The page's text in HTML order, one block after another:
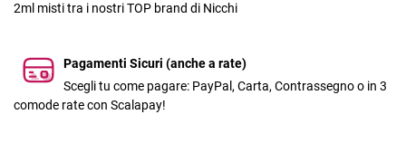
2ml misti tra i nostri TOP brand di Nicchi
Pagamenti Sicuri (anche a rate)
Scegli tu come pagare: PayPal, Carta, Contrassegno o in 3
comode rate con Scalapay!